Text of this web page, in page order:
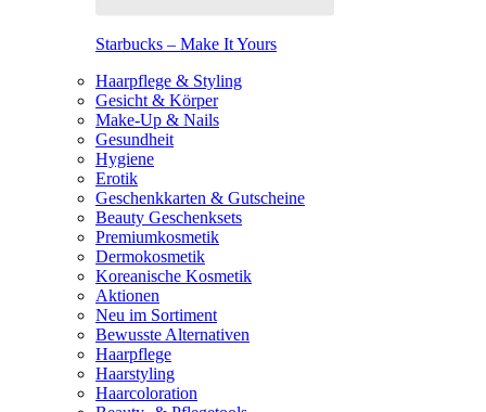
Starbucks – Make It Yours
Haarpflege & Styling
Gesicht & Körper
Make-Up & Nails
Gesundheit
Hygiene
Erotik
Geschenkkarten & Gutscheine
Beauty Geschenksets
Premiumkosmetik
Dermokosmetik
Koreanische Kosmetik
Aktionen
Neu im Sortiment
Bewusste Alternativen
Haarpflege
Haarstyling
Haarcoloration